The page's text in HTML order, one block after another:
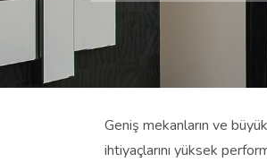
Geniş mekanların ve
ihtiyaçlarını yüksek